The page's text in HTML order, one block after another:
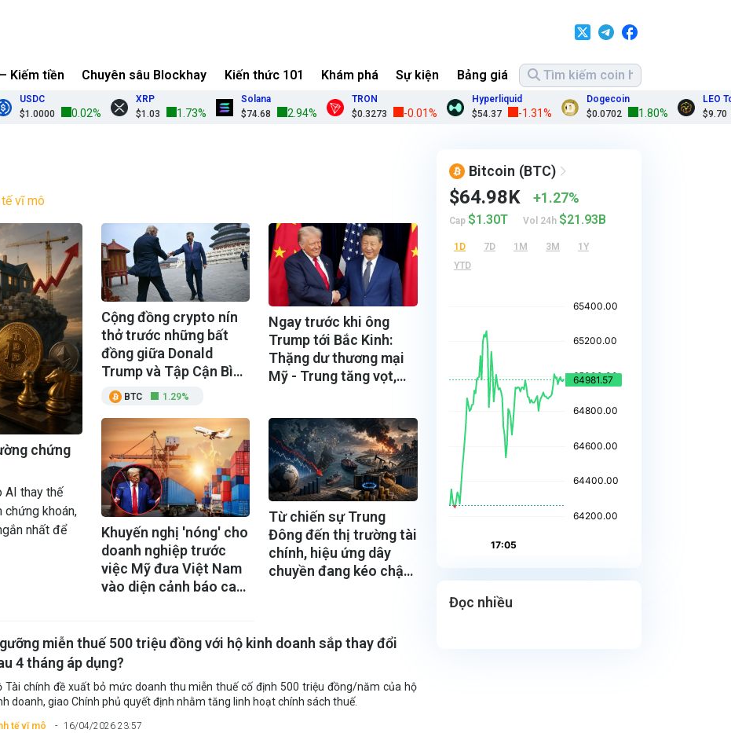
Kiếm tiền Chuyên sâu Blockhay Kiến thức 101 Khám phá Sự kiện Bảng giá
0.02%
XRP
$1.03
1.73%
Solana
$74.68
2.94%
TRON
$0.3273
-0.01%
Hyperliquid
$54.37
-1.31%
Dogecoin
$0.0702
1.80%
LEO Token
$9.70
-
tế vĩ mô
chứng
AI thay thế
chứng khoán,
nhất để
Cộng đồng crypto nín
thở trước những bất
đồng giữa Donald
Trump và Tập Cận Bình
trong cuộc hội đàm
song phương tại Bắc
Kinh
BTC 1.29%
Ngay trước khi ông
Trump tới Bắc Kinh:
Thặng dư thương mại
Mỹ - Trung tăng vọt,
Khuyến nghị 'nóng' cho
doanh nghiệp trước
việc Mỹ đưa Việt Nam
vào diện cảnh báo cao
Từ chiến sự Trung
Đông đến thị trường tài
chính, hiệu ứng dây
chuyền đang kéo chậm
tế vĩ mô 16/04/2026 23:57
miễn thuế 500 triệu đồng với hộ kinh doanh sắp thay đổi
4 tháng áp dụng?
Tài chính đề xuất bỏ mức doanh thu miễn thuế cố định 500 triệu đồng/năm của hộ
doanh, giao Chính phủ quyết định nhằm tăng linh hoạt chính sách thuế.
Bitcoin (BTC)
$64.98K 1.27%
Cap $1.30T Vol 24h $21.93B
1D 7D 1M 3M
1Y
YTD
Đọc nhiều